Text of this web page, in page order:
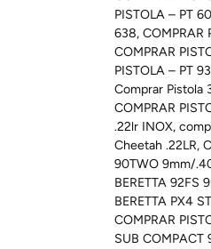
PISTOLA – PT
638,COMPRAR
COMPRAR
PISTOLA – PT
Comprar Pistola
COMPRAR
.22lr INOX,
Cheetah .22LR,
90TWO 9mm/
BERETTA 92FS
BERETTA PX4
COMPRAR
SUB COMPACT